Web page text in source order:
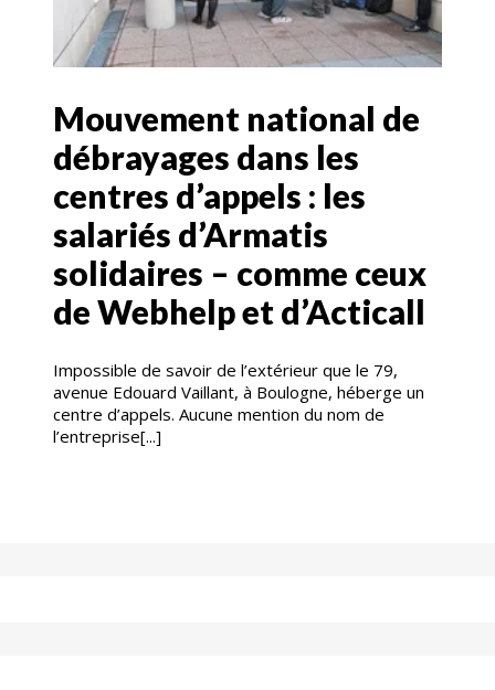
Mouvement national de
débrayages dans les
centres d’appels : les
salariés d’Armatis
solidaires – comme ceux
de Webhelp et d’Acticall
Impossible de savoir de l’extérieur que le 79,
avenue Edouard Vaillant, à Boulogne, héberge un
centre d’appels. Aucune mention du nom de
l’entreprise[...]